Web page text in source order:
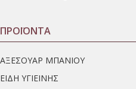
ΠΡΟΪΟΝΤΑ
ΑΞΕΣΟΥΑΡ ΜΠΑΝΙΟΥ
ΕΙΔΗ ΥΓΙΕΙΝΗΣ